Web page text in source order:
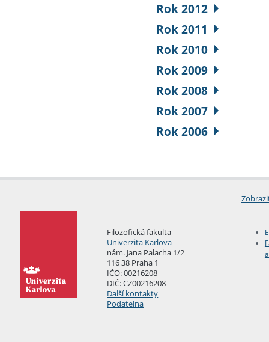
Rok 2012
Rok 2011
Rok 2010
Rok 2009
Rok 2008
Rok 2007
Rok 2006
Filozofická fakulta
Univerzita Karlova
nám. Jana Palacha 1/2
116 38 Praha 1
IČO: 00216208
DIČ: CZ00216208
Další kontakty
Podatelna